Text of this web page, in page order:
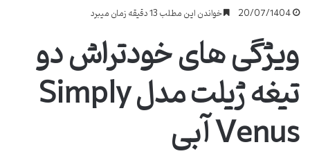
20/07/1404 خواندن این مطلب 13 دقیقه زمان میبرد
ویژگی های خودتراش دو
تیغه ژیلت مدل Simply
Venus آبی